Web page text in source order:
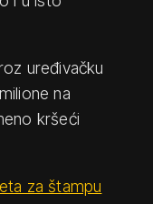
uređivačku
na
kršeći
za štampu